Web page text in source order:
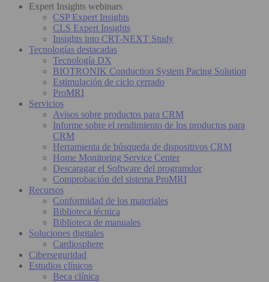
Expert Insights webinars
CSP Expert Insights
CLS Expert Insights
Insights into CRT-NEXT Study
Tecnologías destacadas
Tecnología DX
BIOTRONIK Conduction System Pacing Solution
Estimulación de ciclo cerrado
ProMRI
Servicios
Avisos sobre productos para CRM
Informe sobre el rendimiento de los productos para
CRM
Herramienta de búsqueda de dispositivos CRM
Home Monitoring Service Center
Descaragar el Software del programdor
Comprobación del sistema ProMRI
Recursos
Conformidad de los materiales
Biblioteca técnica
Biblioteca de manuales
Soluciones digitales
Cardiosphere
Ciberseguridad
Estudios clínicos
Beca clínica